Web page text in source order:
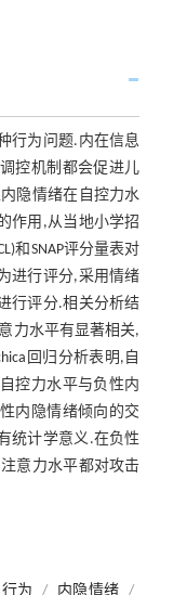
行为问题.内在信息
控机制都会促进儿
隐情绪在自控力水
作用,从当地小学招
和SNAP评分量表对
进行评分,采用情绪
行评分.相关分析结
力水平有显著相关,
回归分析表明,自
控力水平与负性内
内隐情绪倾向的交
统计学意义.在负性
意力水平都对攻击
为 / 内隐情绪
/